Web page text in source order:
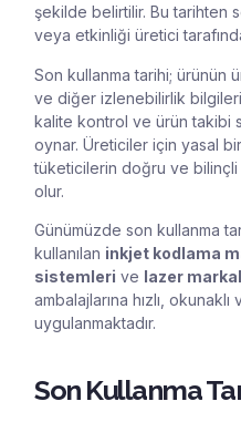
şekilde belirtilir. Bu tarihten
veya etkinliği üretici
Son kullanma tarihi; ürünün
ve diğer izlenebilirlik
kalite kontrol ve ürün takibi
oynar. Üreticiler için yasal bir
tüketicilerin doğru ve bilinçli
olur.
Günümüzde son kullanma
kullanılan inkjet kodlama
sistemleri ve lazer
ambalajlarına hızlı, okunaklı
uygulanmaktadır.
Son Kullanma